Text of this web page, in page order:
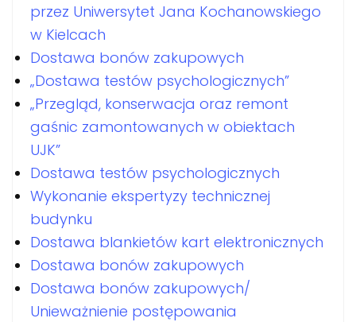
przez Uniwersytet Jana Kochanowskiego
w Kielcach
Dostawa bonów zakupowych
„Dostawa testów psychologicznych”
„Przegląd, konserwacja oraz remont
gaśnic zamontowanych w obiektach
UJK”
Dostawa testów psychologicznych
Wykonanie ekspertyzy technicznej
budynku
Dostawa blankietów kart elektronicznych
Dostawa bonów zakupowych
Dostawa bonów zakupowych/
Unieważnienie postępowania